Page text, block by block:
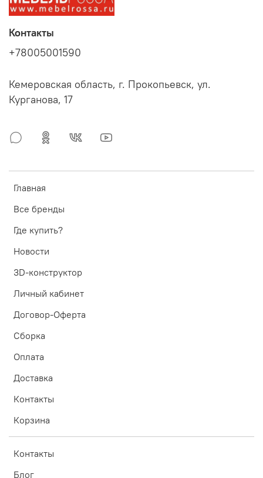
Главная
Все бренды
Где купить?
Новости
3D-конструктор
Личный кабинет
Договор-Оферта
Сборка
Оплата
Доставка
Контакты
Корзина
Контакты
Блог
Контакты
+78005001590
Кемеровская область, г. Прокопьевск, ул.
Курганова, 17